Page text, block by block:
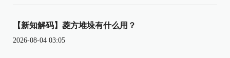
【新知解码】菱方堆垛有什么用？
2026-08-04 03:05